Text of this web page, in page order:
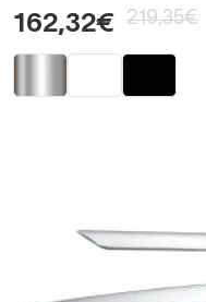
162,32€ 219,35€